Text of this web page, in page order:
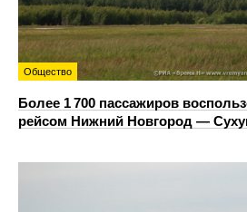
Общество
Более 1 700 пассажиров
рейсом Нижний Новгород —